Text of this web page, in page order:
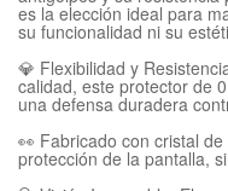
es la elección ideal para
su funcionalidad ni su
💎 Flexibilidad y
calidad, este protector de
una defensa duradera
👀 Fabricado con cristal
protección de la pantalla,